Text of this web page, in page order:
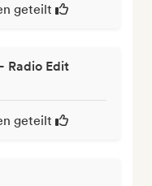
geteilt
Radio Edit
geteilt